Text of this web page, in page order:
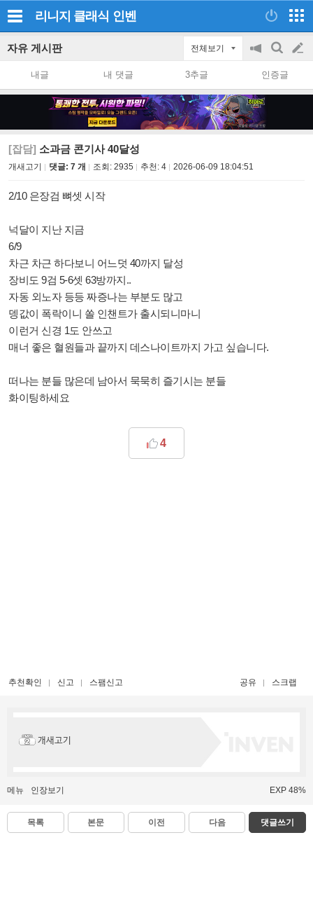
리니지 클래식 인벤
자유 게시판 전체보기
공
on/off
검
색
글
쓰
내글 내 댓글 3추글 인증글
[잡담] 소과금 콘기사 40달성
개새고기 댓글: 7 개 조회: 2935 추천: 4 2026-06-09 18:04:51
2/10 은장검 뼈셋 시작
넉달이 지난 지금
6/9
차근 차근 하다보니 어느덧 40까지 달성
장비도 9검 5-6셋 63방까지..
자동 외노자 등등 짜증나는 부분도 많고
뎅값이 폭락이니 쏠 인챈트가 출시되니마니
이런거 신경 1도 안쓰고
매너 좋은 혈원들과 끝까지 데스나이트까지 가고 싶습니다.
떠나는 분들 많은데 남아서 묵묵히 즐기시는 분들
화이팅하세요
4
추천확인 신고 스팸신고 공유 스크랩
개새고기
메뉴 인장보기 EXP 48%
목록 본문 이전 다음 댓글쓰기